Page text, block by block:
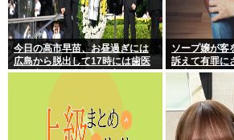
今日の高市早苗、お昼過ぎには
広島から脱出して17時には歯医
者に寄ってそのまま帰宅
ソープ嬢が客
訴えて有罪に
論上可能？